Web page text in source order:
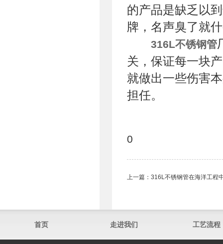
的产品是缺乏以
牌，名声臭了就
316L不锈钢管
关，保证每一块
就做出一些伤害
担任。
0
上一篇： 316L不锈钢管在海洋工程
首页 走进我们 工艺流程